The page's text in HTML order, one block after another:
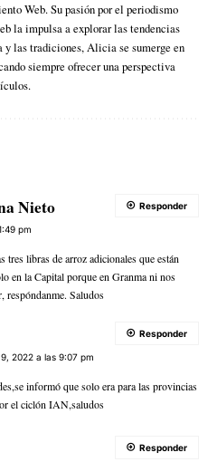
Web. Su pasión por el periodismo
la impulsa a explorar las tendencias
las tradiciones, Alicia se sumerge en
siempre ofrecer una perspectiva
Nieto
pm
tres libras de arroz adicionales que están
en la Capital porque en Granma ni nos
respóndanme. Saludos
Responder
2022 a las 9:07 pm
informó que solo era para las provincias
el ciclón IAN,saludos
Responder
Responder